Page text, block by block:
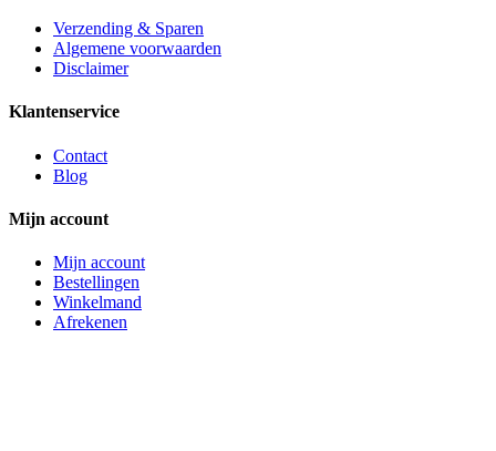
Verzending & Sparen
Algemene voorwaarden
Disclaimer
Klantenservice
Contact
Blog
Mijn account
Mijn account
Bestellingen
Winkelmand
Afrekenen